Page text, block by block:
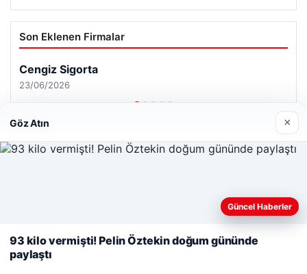
Son Eklenen Firmalar
Web sitemizi nasıl kullandığınızı daha iyi anlayabilmek,
kullanıyoruz.
Çerez Politikamız
Reddet
Göz Atın ×
Güncel Haberler
93 kilo vermişti! Pelin Öztekin doğum gününde
paylaştı